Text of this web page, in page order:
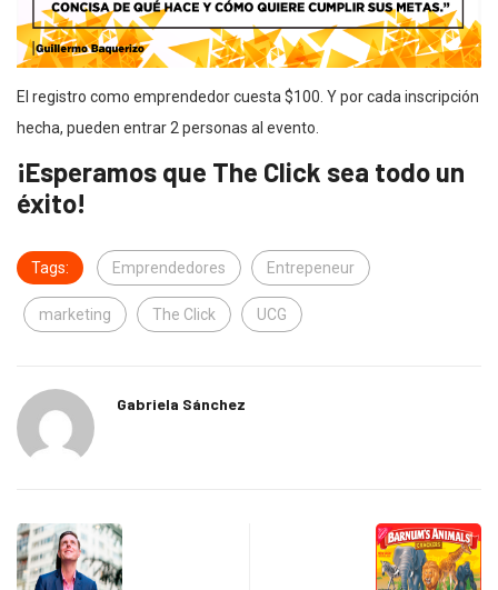
El registro como emprendedor cuesta $100. Y por cada inscripción
hecha, pueden entrar 2 personas al evento.
¡Esperamos que The Click sea todo un
éxito!
Tags: Emprendedores Entrepeneur
marketing The Click UCG
Gabriela Sánchez